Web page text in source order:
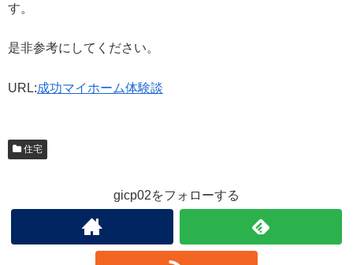
す。
是非参考にしてください。
URL:成功マイホーム体験談
住宅
gicp02をフォローする